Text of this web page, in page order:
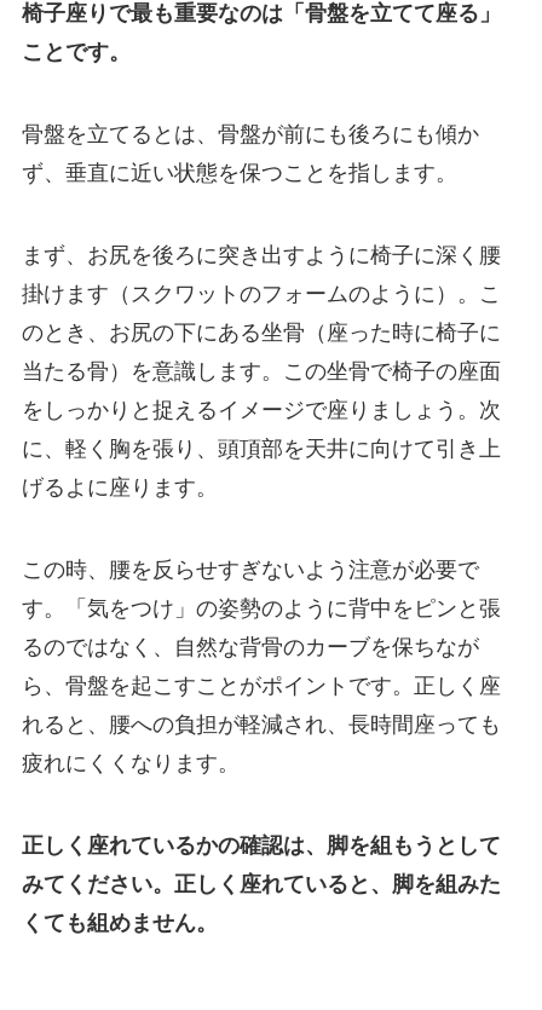
椅子座りで最も重要なのは「骨盤を立てて座る」
ことです。
骨盤を立てるとは、骨盤が前にも後ろにも傾か
ず、垂直に近い状態を保つことを指します。
まず、お尻を後ろに突き出すように椅子に深く腰
掛けます（スクワットのフォームのように）。こ
のとき、お尻の下にある坐骨（座った時に椅子に
当たる骨）を意識します。この坐骨で椅子の座面
をしっかりと捉えるイメージで座りましょう。次
に、軽く胸を張り、頭頂部を天井に向けて引き上
げるよに座ります。
この時、腰を反らせすぎないよう注意が必要で
す。「気をつけ」の姿勢のように背中をピンと張
るのではなく、自然な背骨のカーブを保ちなが
ら、骨盤を起こすことがポイントです。正しく座
れると、腰への負担が軽減され、長時間座っても
疲れにくくなります。
正しく座れているかの確認は、脚を組もうとして
みてください。正しく座れていると、脚を組みた
くても組めません。